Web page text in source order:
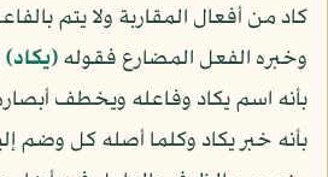
كاد من أفعال المقاربة ولا يتم
وخبره الفعل المضارع فقوله﴿يكاد﴾
بأنه اسم يكاد وفاعله ويخطف
بأنه خبر يكاد وكلما أصله كل وضم